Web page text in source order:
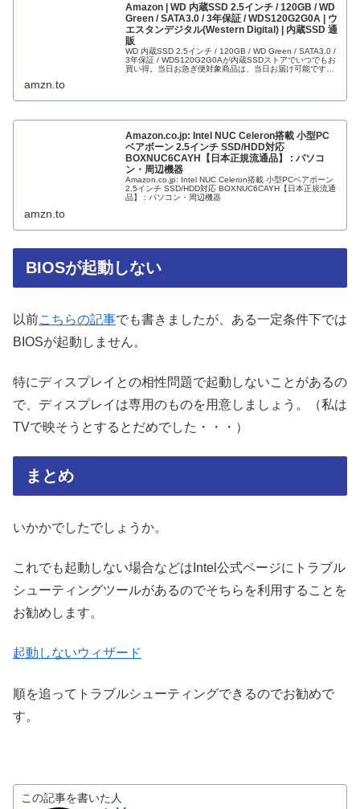
Amazon | WD 内蔵SSD 2.5インチ / 120GB / WD
Green / SATA3.0 / 3年保証 / WDS120G2G0A | ウ
エスタンデジタル(Western Digital) | 内蔵SSD 通
販
WD 内蔵SSD 2.5インチ / 120GB / WD Green / SATA3.0 /
3年保証 / WDS120G2G0Aが内蔵SSDストアでいつでもお
買い得。当日お急ぎ便対象商品は、当日お届け可能です。
amzn.to
Amazon.co.jp: Intel NUC Celeron搭載 小型PC
ベアボーン 2.5インチ SSD/HDD対応
BOXNUC6CAYH【日本正規流通品】 : パソコ
ン・周辺機器
Amazon.co.jp: Intel NUC Celeron搭載 小型PCベアボーン
2.5インチ SSD/HDD対応 BOXNUC6CAYH【日本正規流通
品】 : パソコン・周辺機器
amzn.to
BIOSが起動しない
以前こちらの記事でも書きましたが、ある一定条件下では
BIOSが起動しません。
特にディスプレイとの相性問題で起動しないことがあるの
で、ディスプレイは専用のものを用意しましょう。（私は
TVで映そうとするとだめでした・・・）
まとめ
いかかでしたでしょうか。
これでも起動しない場合などはIntel公式ページにトラブル
シューティングツールがあるのでそちらを利用することを
お勧めします。
起動しないウィザード
順を追ってトラブルシューティングできるのでお勧めで
す。
この記事を書いた人